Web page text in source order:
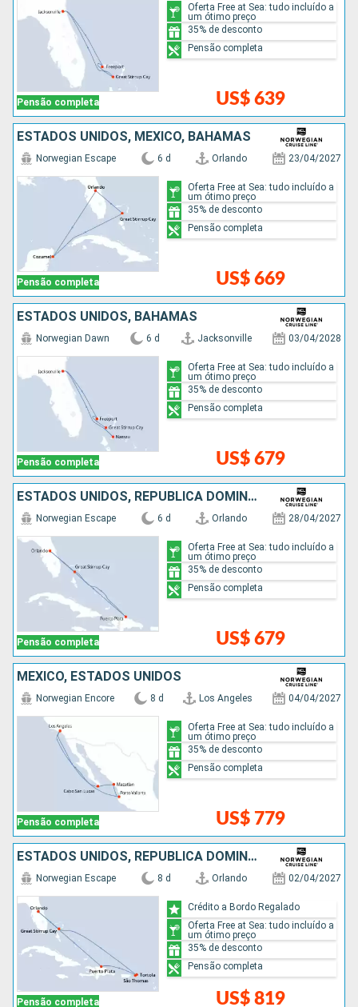
Pensão completa US$ 639
Oferta Free at Sea: tudo incluído a
um ótimo preço
35% de desconto
Pensão completa
ESTADOS UNIDOS, MÉXICO, BAHAMAS
Pensão completa
Norwegian Escape 6 d Orlando 23/04/2027
US$ 669
Oferta Free at Sea: tudo incluído a
um ótimo preço
35% de desconto
Pensão completa
ESTADOS UNIDOS, BAHAMAS
Pensão completa
Norwegian Dawn 6 d Jacksonville 03/04/2028
US$ 679
Oferta Free at Sea: tudo incluído a
um ótimo preço
35% de desconto
Pensão completa
ESTADOS UNIDOS, REPUBLICA DOMINICANA, BAHAMAS
Pensão completa
Norwegian Escape 6 d Orlando 28/04/2027
US$ 679
Oferta Free at Sea: tudo incluído a
um ótimo preço
35% de desconto
Pensão completa
MÉXICO, ESTADOS UNIDOS
Pensão completa
Norwegian Encore 8 d Los Angeles 04/04/2027
US$ 779
Oferta Free at Sea: tudo incluído a
um ótimo preço
35% de desconto
Pensão completa
ESTADOS UNIDOS, REPUBLICA DOMINICANA, BAHAMAS
Pensão completa
Norwegian Escape 8 d Orlando 02/04/2027
US$ 819
Crédito a Bordo Regalado
Oferta Free at Sea: tudo incluído a
um ótimo preço
35% de desconto
Pensão completa